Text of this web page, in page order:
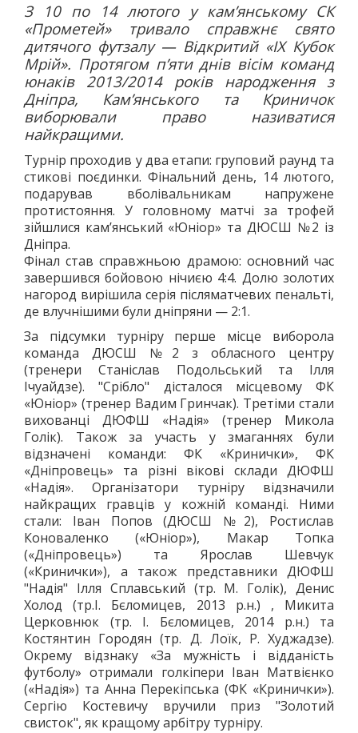
З 10 по 14 лютого у кам’янському СК
«Прометей» тривало справжнє свято
дитячого футзалу — Відкритий «ІХ Кубок
Мрій». Протягом п’яти днів вісім команд
юнаків 2013/2014 років народження з
Дніпра, Кам’янського та Криничок
виборювали право називатися
найкращими.
Турнір проходив у два етапи: груповий раунд та
стикові поєдинки. Фінальний день, 14 лютого,
подарував вболівальникам напружене
протистояння. У головному матчі за трофей
зійшлися кам’янський «Юніор» та ДЮСШ №2 із
Дніпра.
Фінал став справжньою драмою: основний час
завершився бойовою нічиєю 4:4. Долю золотих
нагород вирішила серія післяматчевих пенальті,
де влучнішими були дніпряни — 2:1.
За підсумки турніру перше місце виборола
команда ДЮСШ №2 з обласного центру
(тренери Станіслав Подольський та Ілля
Ічуайдзе). "Срібло" дісталося місцевому ФК
«Юніор» (тренер Вадим Гринчак). Третіми стали
вихованці ДЮФШ «Надія» (тренер Микола
Голік). Також за участь у змаганнях були
відзначені команди: ФК «Кринички», ФК
«Дніпровець» та різні вікові склади ДЮФШ
«Надія». Організатори турніру відзначили
найкращих гравців у кожній команді. Ними
стали: Іван Попов (ДЮСШ №2), Ростислав
Коноваленко («Юніор»), Макар Топка
(«Дніпровець») та Ярослав Шевчук
(«Кринички»), а також представники ДЮФШ
"Надія" Ілля Сплавський (тр. М. Голік), Денис
Холод (тр.І. Бєломицев, 2013 р.н.) , Микита
Церковнюк (тр. І. Бєломицев, 2014 р.н.) та
Костянтин Городян (тр. Д. Лоїк, Р. Худжадзе).
Окрему відзнаку «За мужність і відданість
футболу» отримали голкіпери Іван Матвієнко
(«Надія») та Анна Перекіпська (ФК «Кринички»).
Сергію Костевичу вручили приз "Золотий
свисток", як кращому арбітру турніру.